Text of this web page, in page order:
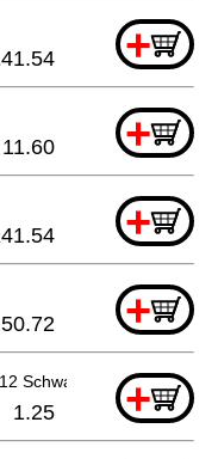
+
+
11.60
+
+
50.72
Schwarz +
1.25